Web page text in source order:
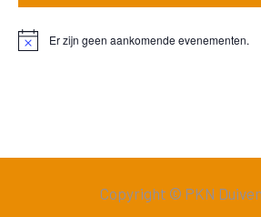
BerichtEr zijn geen aankomende evenementen.
Copyright © PKN